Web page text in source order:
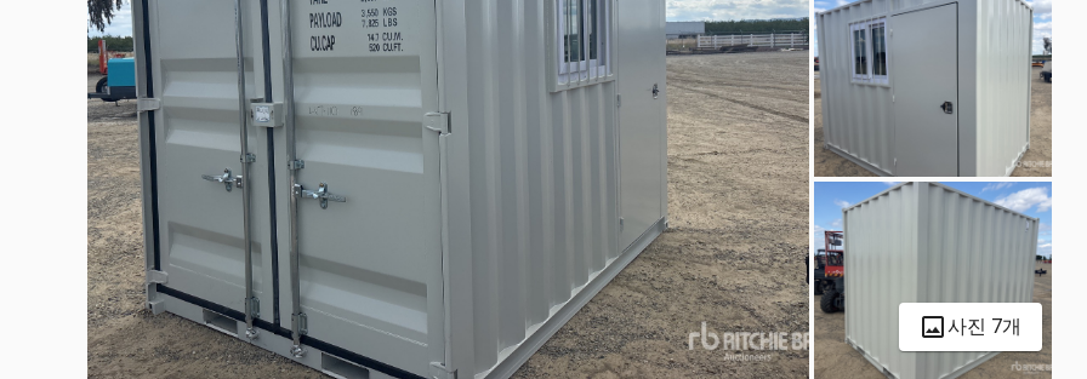
사진 7개